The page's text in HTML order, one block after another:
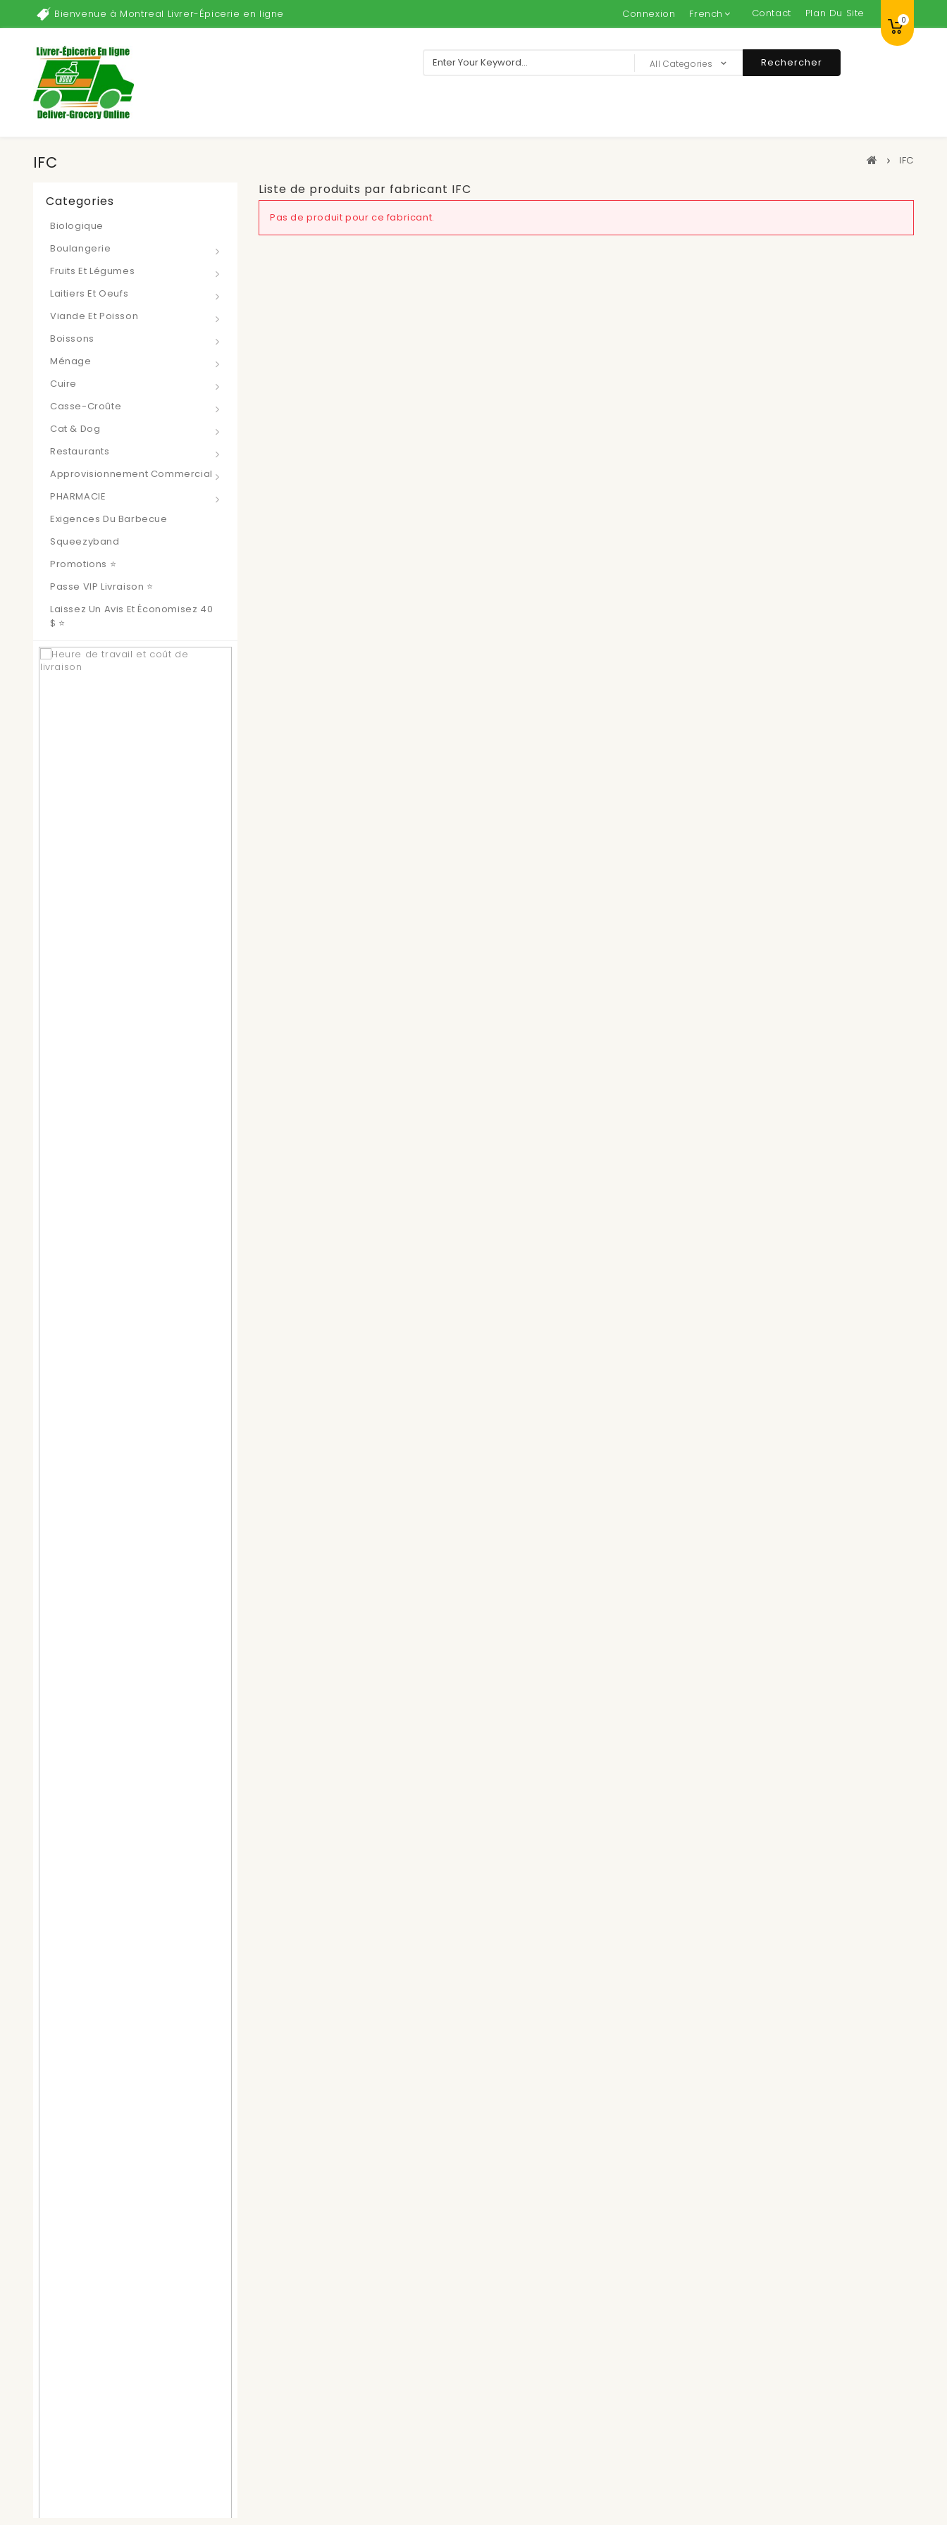
Contact Plan Du Site
French
Bienvenue à Montreal Livrer-Épicerie en ligne Connexion 0
All Categories Rechercher
IFC IFC
Categories
Biologique
Boulangerie
Fruits Et Légumes
Laitiers Et Oeufs
Viande Et Poisson
Boissons
Ménage
Cuire
Casse-Croûte
Cat & Dog
Restaurants
Approvisionnement Commercial
PHARMACIE
Exigences Du Barbecue
Squeezyband
Promotions ⭐
Passe VIP Livraison ⭐
Laissez Un Avis Et Économisez 40
$ ⭐
Liste de produits par fabricant IFC
Pas de produit pour ce fabricant.